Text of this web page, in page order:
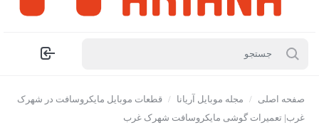
صفحه اصلی / مجله موبایل آریانا / قطعات موبایل مایکروسافت در شهرک
غرب| تعمیرات گوشی مایکروسافت شهرک غرب